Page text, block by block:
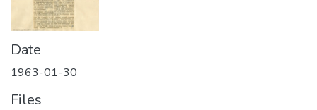
Date
1963-01-30
Files